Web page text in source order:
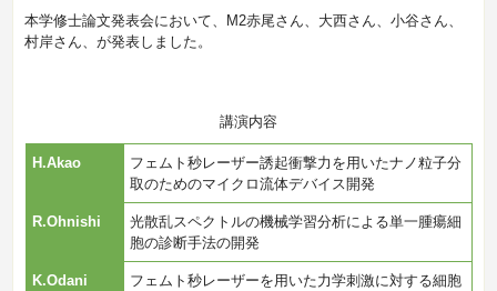
本学修士論文発表会において、M2赤尾さん、大西さん、小谷さん、
村岸さん、が発表しました。
講演内容
H.Akao
フェムト秒レーザー誘起衝撃力を用いたナノ粒子分
取のためのマイクロ流体デバイス開発
R.Ohnishi
光散乱スペクトルの機械学習分析による単一腫瘍細
胞の診断手法の開発
K.Odani
フェムト秒レーザーを用いた力学刺激に対する細胞